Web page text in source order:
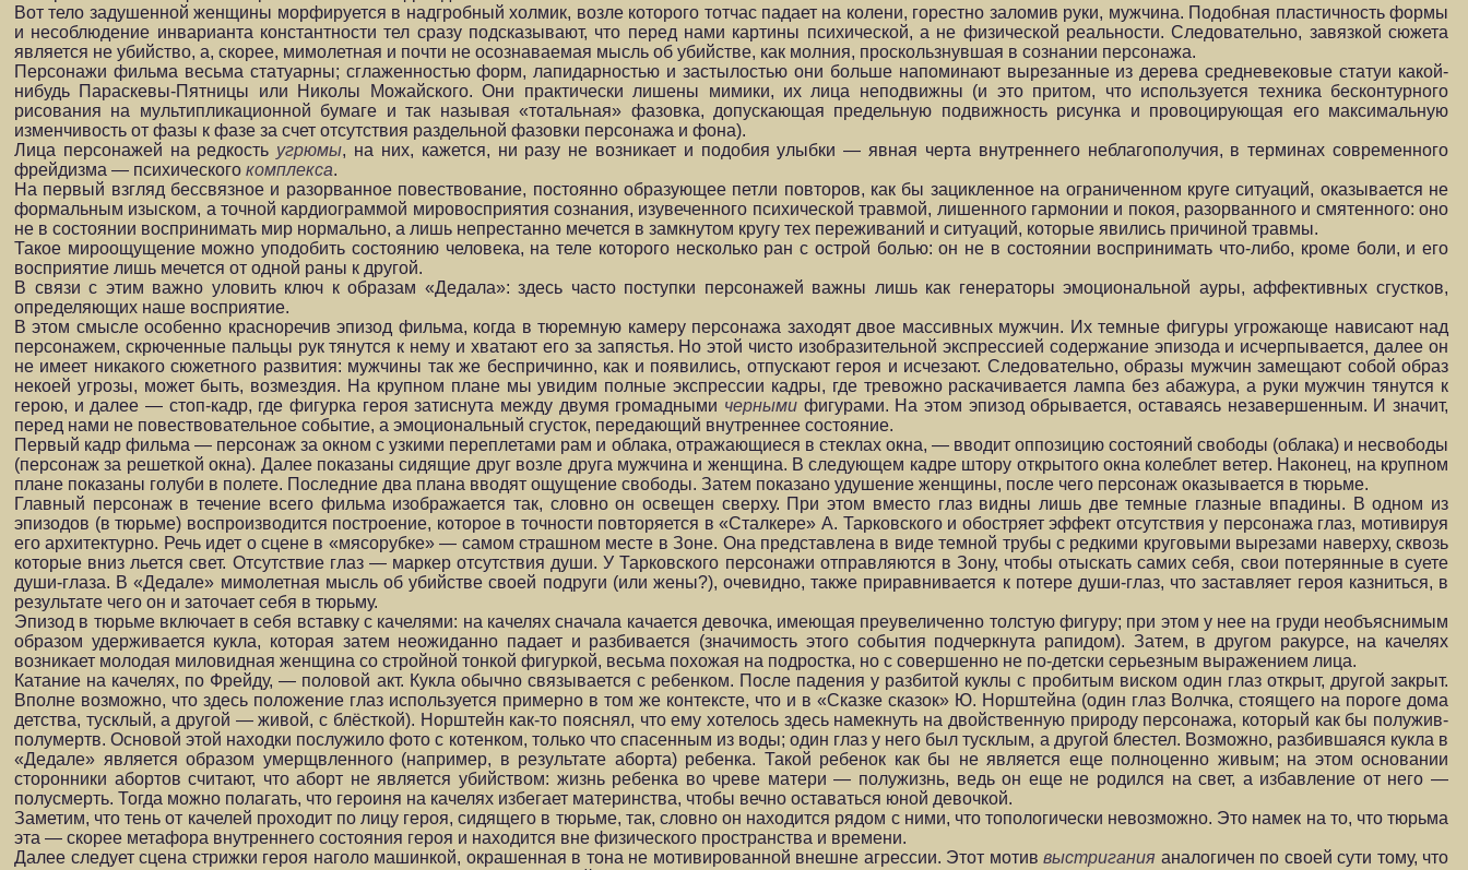
Вот тело задушенной женщины морфируется в надгробный холмик, возле которого тотчас падает на колени, горестно заломив руки, мужчина. Подобная пластичность формы
и несоблюдение инварианта константности тел сразу подсказывают, что перед нами картины психической, а не физической реальности. Следовательно, завязкой сюжета
является не убийство, а, скорее, мимолетная и почти не осознаваемая мысль об убийстве, как молния, проскользнувшая в сознании персонажа.
Персонажи фильма весьма статуарны; сглаженностью форм, лапидарностью и застылостью они больше напоминают вырезанные из дерева средневековые статуи какой-
нибудь Параскевы-Пятницы или Николы Можайского. Они практически лишены мимики, их лица неподвижны (и это притом, что используется техника бесконтурного
рисования на мультипликационной бумаге и так называя «тотальная» фазовка, допускающая предельную подвижность рисунка и провоцирующая его максимальную
изменчивость от фазы к фазе за счет отсутствия раздельной фазовки персонажа и фона).
Лица персонажей на редкость угрюмы, на них, кажется, ни разу не возникает и подобия улыбки — явная черта внутреннего неблагополучия, в терминах современного
фрейдизма — психического комплекса.
На первый взгляд бессвязное и разорванное повествование, постоянно образующее петли повторов, как бы зацикленное на ограниченном круге ситуаций, оказывается не
формальным изыском, а точной кардиограммой мировосприятия сознания, изувеченного психической травмой, лишенного гармонии и покоя, разорванного и смятенного: оно
не в состоянии воспринимать мир нормально, а лишь непрестанно мечется в замкнутом кругу тех переживаний и ситуаций, которые явились причиной травмы.
Такое мироощущение можно уподобить состоянию человека, на теле которого несколько ран с острой болью: он не в состоянии воспринимать что-либо, кроме боли, и его
восприятие лишь мечется от одной раны к другой.
В связи с этим важно уловить ключ к образам «Дедала»: здесь часто поступки персонажей важны лишь как генераторы эмоциональной ауры, аффективных сгустков,
определяющих наше восприятие.
В этом смысле особенно красноречив эпизод фильма, когда в тюремную камеру персонажа заходят двое массивных мужчин. Их темные фигуры угрожающе нависают над
персонажем, скрюченные пальцы рук тянутся к нему и хватают его за запястья. Но этой чисто изобразительной экспрессией содержание эпизода и исчерпывается, далее он
не имеет никакого сюжетного развития: мужчины так же беспричинно, как и появились, отпускают героя и исчезают. Следовательно, образы мужчин замещают собой образ
некоей угрозы, может быть, возмездия. На крупном плане мы увидим полные экспрессии кадры, где тревожно раскачивается лампа без абажура, а руки мужчин тянутся к
герою, и далее — стоп-кадр, где фигурка героя затиснута между двумя громадными черными фигурами. На этом эпизод обрывается, оставаясь незавершенным. И значит,
перед нами не повествовательное событие, а эмоциональный сгусток, передающий внутреннее состояние.
Первый кадр фильма — персонаж за окном с узкими переплетами рам и облака, отражающиеся в стеклах окна, — вводит оппозицию состояний свободы (облака) и несвободы
(персонаж за решеткой окна). Далее показаны сидящие друг возле друга мужчина и женщина. В следующем кадре штору открытого окна колеблет ветер. Наконец, на крупном
плане показаны голуби в полете. Последние два плана вводят ощущение свободы. Затем показано удушение женщины, после чего персонаж оказывается в тюрьме.
Главный персонаж в течение всего фильма изображается так, словно он освещен сверху. При этом вместо глаз видны лишь две темные глазные впадины. В одном из
эпизодов (в тюрьме) воспроизводится построение, которое в точности повторяется в «Сталкере» А. Тарковского и обостряет эффект отсутствия у персонажа глаз, мотивируя
его архитектурно. Речь идет о сцене в «мясорубке» — самом страшном месте в Зоне. Она представлена в виде темной трубы с редкими круговыми вырезами наверху, сквозь
которые вниз льется свет. Отсутствие глаз — маркер отсутствия души. У Тарковского персонажи отправляются в Зону, чтобы отыскать самих себя, свои потерянные в суете
души-глаза. В «Дедале» мимолетная мысль об убийстве своей подруги (или жены?), очевидно, также приравнивается к потере души-глаз, что заставляет героя казниться, в
результате чего он и заточает себя в тюрьму.
Эпизод в тюрьме включает в себя вставку с качелями: на качелях сначала качается девочка, имеющая преувеличенно толстую фигуру; при этом у нее на груди необъяснимым
образом удерживается кукла, которая затем неожиданно падает и разбивается (значимость этого события подчеркнута рапидом). Затем, в другом ракурсе, на качелях
возникает молодая миловидная женщина со стройной тонкой фигуркой, весьма похожая на подростка, но с совершенно не по-детски серьезным выражением лица.
Катание на качелях, по Фрейду, — половой акт. Кукла обычно связывается с ребенком. После падения у разбитой куклы с пробитым виском один глаз открыт, другой закрыт.
Вполне возможно, что здесь положение глаз используется примерно в том же контексте, что и в «Сказке сказок» Ю. Норштейна (один глаз Волчка, стоящего на пороге дома
детства, тусклый, а другой — живой, с блёсткой). Норштейн как-то пояснял, что ему хотелось здесь намекнуть на двойственную природу персонажа, который как бы полужив-
полумертв. Основой этой находки послужило фото с котенком, только что спасенным из воды; один глаз у него был тусклым, а другой блестел. Возможно, разбившаяся кукла в
«Дедале» является образом умерщвленного (например, в результате аборта) ребенка. Такой ребенок как бы не является еще полноценно живым; на этом основании
сторонники абортов считают, что аборт не является убийством: жизнь ребенка во чреве матери — полужизнь, ведь он еще не родился на свет, а избавление от него —
полусмерть. Тогда можно полагать, что героиня на качелях избегает материнства, чтобы вечно оставаться юной девочкой.
Заметим, что тень от качелей проходит по лицу героя, сидящего в тюрьме, так, словно он находится рядом с ними, что топологически невозможно. Это намек на то, что тюрьма
эта — скорее метафора внутреннего состояния героя и находится вне физического пространства и времени.
Далее следует сцена стрижки героя наголо машинкой, окрашенная в тона не мотивированной внешне агрессии. Этот мотив выстригания аналогичен по своей сути тому, что